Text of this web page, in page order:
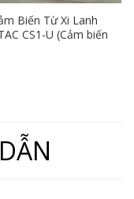
Biến Từ Xi Lanh
CS1-U (Cảm biến